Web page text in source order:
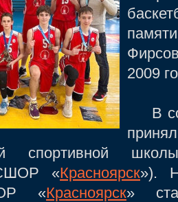
2009
В
спортивной
«Красноярск»).
«Красноярск»